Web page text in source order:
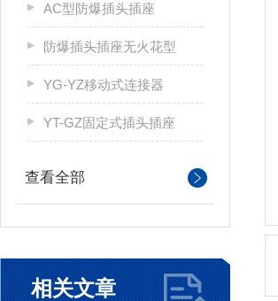
AC型防爆插头插座
防爆插头插座无火花型
YG-YZ移动式连接器
YT-GZ固定式插头插座
查看全部
相关文章